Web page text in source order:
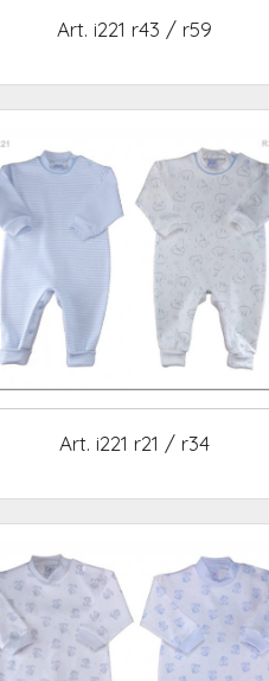
Art. i221 r43 / r59
Art. i221 r21 / r34